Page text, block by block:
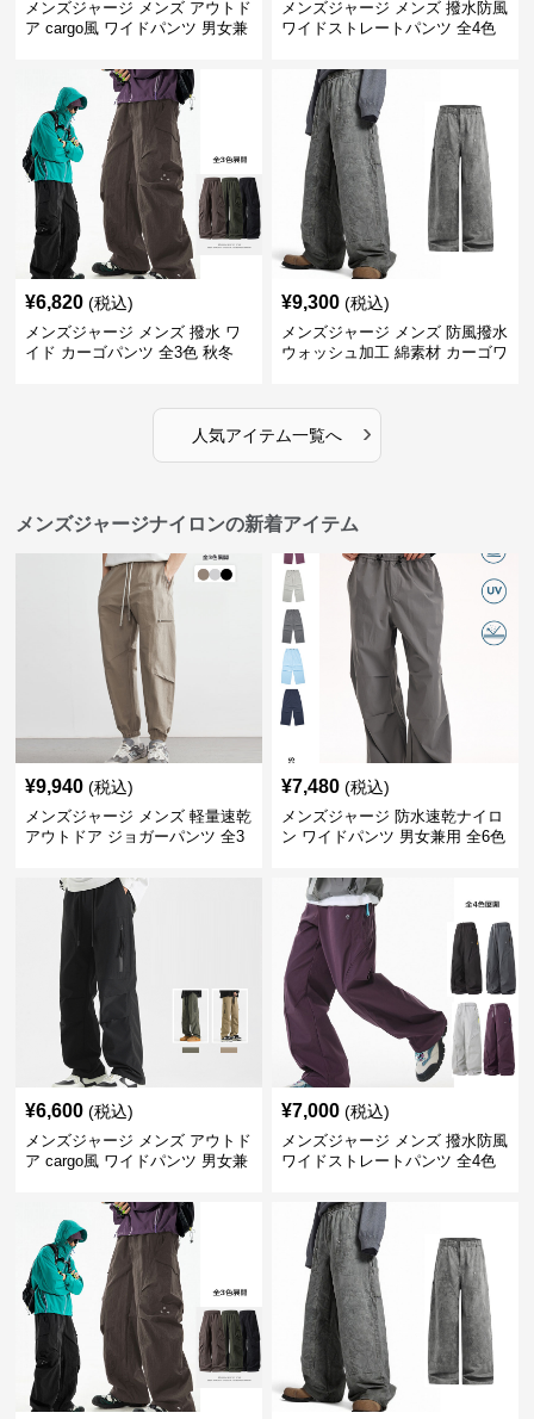
メンズジャージ メンズ アウトド
ア cargo風 ワイドパンツ 男女兼
メンズジャージ メンズ 撥水防風
ワイドストレートパンツ 全4色
¥6,820 (税込)
メンズジャージ メンズ 撥水 ワ
イド カーゴパンツ 全3色 秋冬
¥9,300 (税込)
メンズジャージ メンズ 防風撥水
ウォッシュ加工 綿素材 カーゴワ
人気アイテム一覧へ ›
メンズジャージナイロンの新着アイテム
¥9,940 (税込)
メンズジャージ メンズ 軽量速乾
アウトドア ジョガーパンツ 全3
¥7,480 (税込)
メンズジャージ 防水速乾ナイロ
ン ワイドパンツ 男女兼用 全6色
¥6,600 (税込)
メンズジャージ メンズ アウトド
ア cargo風 ワイドパンツ 男女兼
¥7,000 (税込)
メンズジャージ メンズ 撥水防風
ワイドストレートパンツ 全4色